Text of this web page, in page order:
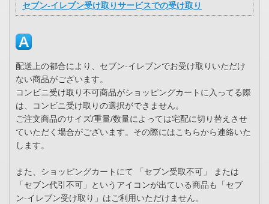
セブン-イレブン受け取りサービスでの受け取り
配送上の都合により、セブン-イレブンでお受け取りいただけ
ない商品がございます。
コンビニ受け取り不可商品がショッピングカートに入ってる際
は、コンビニ受け取りの選択ができません。
ご注文商品のサイズ/重量/数量によっては宅配に切り替えさせ
ていただく場合がございます。その際にはこちらから連絡いた
します。
また、ショッピングカートにて 「セブン受取不可」 または
「セブン代引不可」というアイコンが出ている商品も「セブ
ン-イレブン受け取り」はご利用いただけません。